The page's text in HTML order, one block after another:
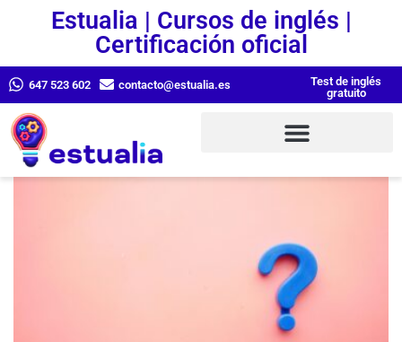
Estualia | Cursos de inglés |
Certificación oficial
647 523 602 contacto@estualia.es
Test de inglés
gratuito